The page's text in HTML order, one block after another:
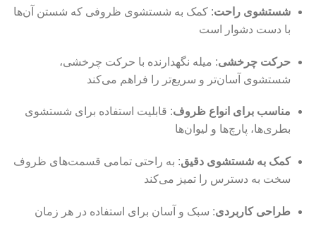
شستشوی راحت: کمک به شستشوی ظروفی که شستن آن‌ها
با دست دشوار است
حرکت چرخشی: میله نگهدارنده با حرکت چرخشی،
شستشوی آسان‌تر و سریع‌تر را فراهم می‌کند
مناسب برای انواع ظروف: قابلیت استفاده برای شستشوی
بطری‌ها، پارچ‌ها و لیوان‌ها
کمک به شستشوی دقیق: به راحتی تمامی قسمت‌های ظروف
سخت به دسترس را تمیز می‌کند
طراحی کاربردی: سبک و آسان برای استفاده در هر زمان